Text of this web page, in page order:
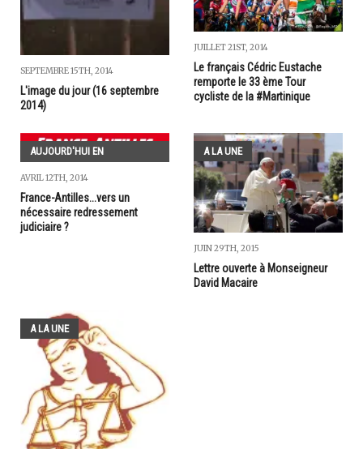
SEPTEMBRE 15TH, 2014
L'image du jour (16 septembre
2014)
JUILLET 21ST, 2014
Le français Cédric Eustache
remporte le 33 ème Tour
cycliste de la #Martinique
AUJOURD'HUI EN
GUADELOUPE
AVRIL 12TH, 2014
France-Antilles...vers un
nécessaire redressement
judiciaire ?
A LA UNE
JUIN 29TH, 2015
Lettre ouverte à Monseigneur
David Macaire
A LA UNE